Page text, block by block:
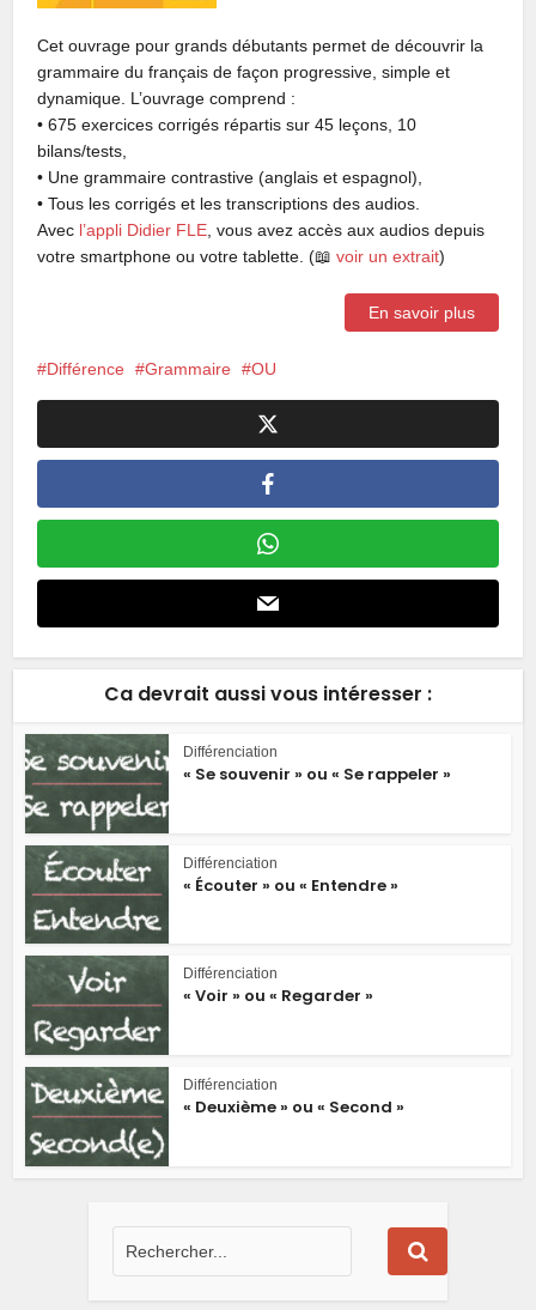
Cet ouvrage pour grands débutants permet de découvrir la
grammaire du français de façon progressive, simple et
dynamique. L’ouvrage comprend :
• 675 exercices corrigés répartis sur 45 leçons, 10
bilans/tests,
• Une grammaire contrastive (anglais et espagnol),
• Tous les corrigés et les transcriptions des audios.
Avec l’appli Didier FLE , vous avez accès aux audios depuis
votre smartphone ou votre tablette. (📖voir un extrait)
En savoir plus
Différence Grammaire OU
Ca devrait aussi vous intéresser :
Différenciation
« Se souvenir » ou « Se rappeler »
Différenciation
« Écouter » ou « Entendre »
Différenciation
« Voir » ou « Regarder »
Différenciation
« Deuxième » ou « Second »